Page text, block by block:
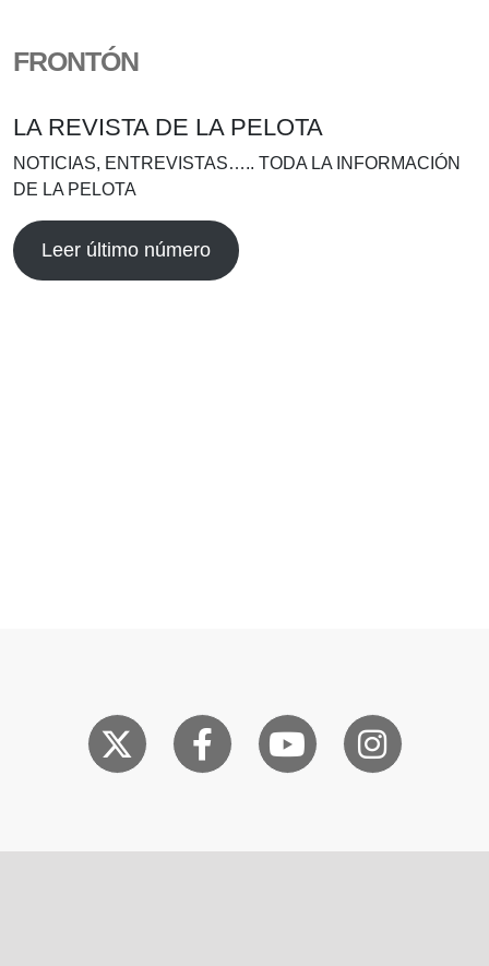
FRONTÓN
LA REVISTA DE LA PELOTA
NOTICIAS, ENTREVISTAS….. TODA LA INFORMACIÓN
DE LA PELOTA
Leer último número